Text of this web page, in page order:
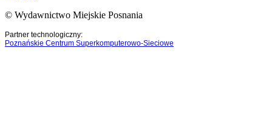
© Wydawnictwo Miejskie Posnania
Partner technologiczny:
Poznańskie Centrum Superkomputerowo-Sieciowe